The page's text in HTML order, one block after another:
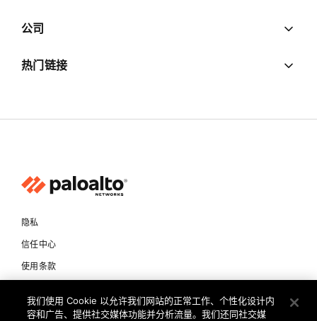
公司
热门链接
隐私
信任中心
使用条款
我们使用 Cookie 以允许我们网站的正常工作、个性化设计内
容和广告、提供社交媒体功能并分析流量。我们还同社交媒